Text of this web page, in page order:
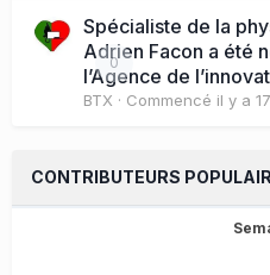
0
Spécialiste de la
Adrien Facon a été
l’Agence de
BTX · Commencé il y a
CONTRIBUTEURS